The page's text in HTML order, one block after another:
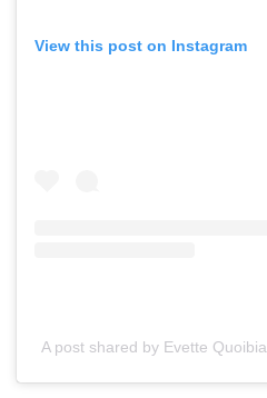
View this post on Instagram
A post shared by Evette